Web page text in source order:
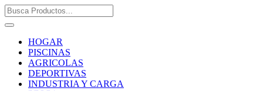
HOGAR
PISCINAS
AGRICOLAS
DEPORTIVAS
INDUSTRIA Y CARGA